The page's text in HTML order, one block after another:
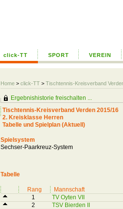
click-TT SPORT VEREIN
Home > click-TT > Tischtennis-Kreisverband
Ergebnishistorie freischalten ...
Tischtennis-Kreisverband Verden 2015/16
2. Kreisklasse Herren
Tabelle und Spielplan (Aktuell)
Spielsystem
Sechser-Paarkreuz-System
Tabelle
Rang
Mannschaft
1
TV Oyten VII
2
TSV Bierden II